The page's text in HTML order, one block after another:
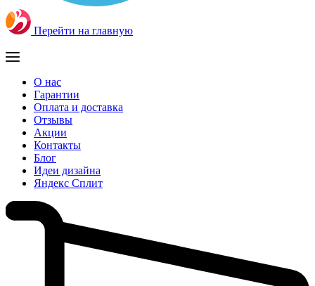
Перейти на главную
О нас
Гарантии
Оплата и доставка
Отзывы
Акции
Контакты
Блог
Идеи дизайна
Яндекс Сплит